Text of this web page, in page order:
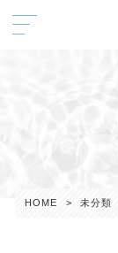
HOME > 未分類